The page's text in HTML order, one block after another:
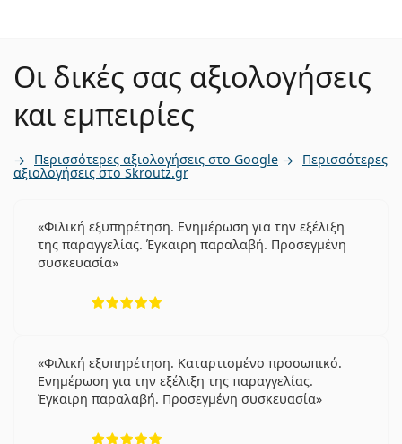
Οι δικές σας αξιολογήσεις
και εμπειρίες
Περισσότερες αξιολογήσεις στο Google Περισσότερες
αξιολογήσεις στο Skroutz.gr
Φιλική εξυπηρέτηση. Ενημέρωση για την εξέλιξη
της παραγγελίας. Έγκαιρη παραλαβή. Προσεγμένη
συσκευασία
Φιλική εξυπηρέτηση. Καταρτισμένο προσωπικό.
Ενημέρωση για την εξέλιξη της παραγγελίας.
Έγκαιρη παραλαβή. Προσεγμένη συσκευασία